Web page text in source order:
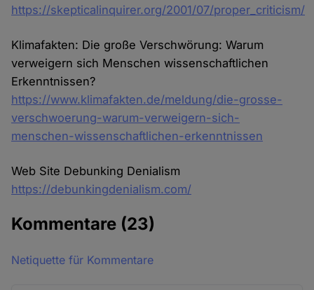
https://skepticalinquirer.org/2001/07/proper_criticism/
Klimafakten: Die große Verschwörung: Warum
verweigern sich Menschen wissenschaftlichen
Erkenntnissen?
https://www.klimafakten.de/meldung/die-grosse-
verschwoerung-warum-verweigern-sich-
menschen-wissenschaftlichen-erkenntnissen
Web Site Debunking Denialism
https://debunkingdenialism.com/
Kommentare (23)
Netiquette für Kommentare